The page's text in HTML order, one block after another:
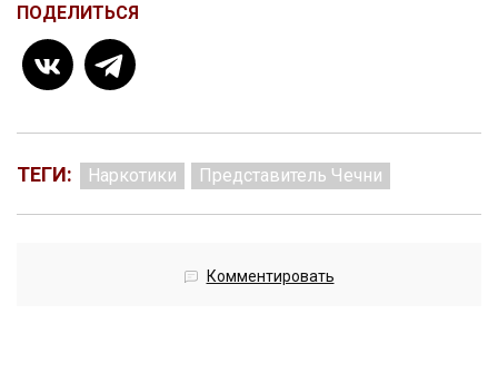
ПОДЕЛИТЬСЯ
ТЕГИ: Наркотики Представитель Чечни
Комментировать